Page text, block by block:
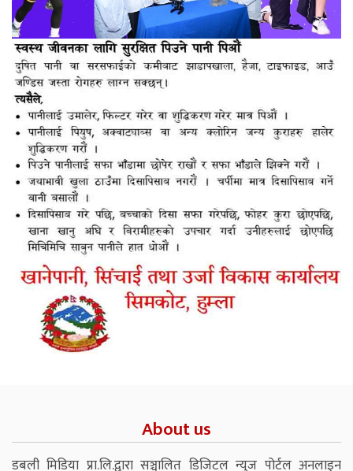
About us
डबली मिडिया प्रा.लि.द्वारा सञ्चालित डिजिटल न्युज पोर्टल अनलाइन